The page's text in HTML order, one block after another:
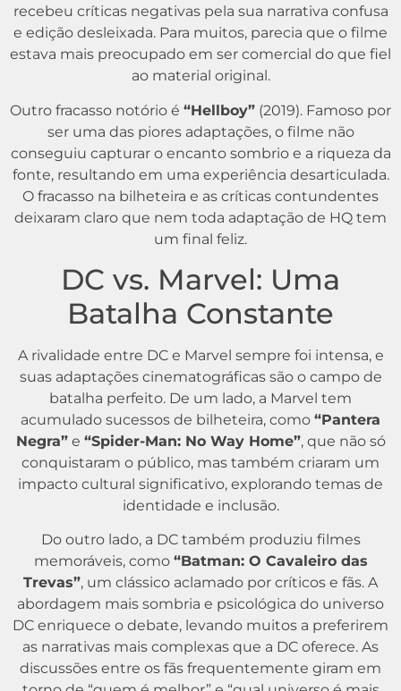
recebeu críticas negativas pela sua narrativa confusa
e edição desleixada. Para muitos, parecia que o filme
estava mais preocupado em ser comercial do que fiel
ao material original.
Outro fracasso notório é “Hellboy” (2019). Famoso por
ser uma das piores adaptações, o filme não
conseguiu capturar o encanto sombrio e a riqueza da
fonte, resultando em uma experiência desarticulada.
O fracasso na bilheteira e as críticas contundentes
deixaram claro que nem toda adaptação de HQ tem
um final feliz.
DC vs. Marvel: Uma
Batalha Constante
A rivalidade entre DC e Marvel sempre foi intensa, e
suas adaptações cinematográficas são o campo de
batalha perfeito. De um lado, a Marvel tem
acumulado sucessos de bilheteira, como “Pantera
Negra”e “Spider-Man: No Way Home”, que não só
conquistaram o público, mas também criaram um
impacto cultural significativo, explorando temas de
identidade e inclusão.
Do outro lado, a DC também produziu filmes
memoráveis, como “Batman: O Cavaleiro das
Trevas”, um clássico aclamado por críticos e fãs. A
abordagem mais sombria e psicológica do universo
DC enriquece o debate, levando muitos a preferirem
as narrativas mais complexas que a DC oferece. As
discussões entre os fãs frequentemente giram em